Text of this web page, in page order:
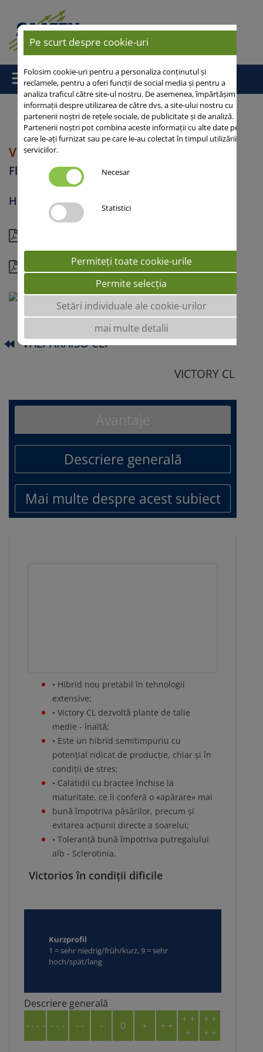
Acasă/Floarea-Soarelui/ VICTORY CL
VICTORY CL
Floarea soarelui
Hibrizi Clearfield®
Detalii
VALPARAISO CLP
VICTORY CL
Descriere generală
Mai multe despre acest subiect
• Hibrid nou pretabil în tehnologii
extensive;
• Victory CL dezvoltă plante de talie
medie - înaltă;
• Este un hibrid semitimpuriu cu
potențial ridicat de producție, chiar și în
condiții de stres;
• Calatidii cu bractee închise la
maturitate, ce îi conferă o «apărare» mai
bună împotriva păsărilor, precum și
evitarea acțiunii directe a soarelui;
• Toleranță bună împotriva putregaiului
alb - Sclerotinia.
Victorios în condiții dificile
Kurzprofil
1 = sehr niedrig/früh/kurz, 9 = sehr
hoch/spät/lang
Descriere generală
- - - - - - - - - - 0 + + +
+ +
+
+ +
+ +
Pe scurt despre cookie-uri
Folosim cookie-uri pentru a personaliza conținutul și
reclamele, pentru a oferi funcții de social media și pentru a
analiza traficul către site-ul nostru. De asemenea, împărtășim
informații despre utilizarea de către dvs. a site-ului nostru cu
partenerii noștri de rețele sociale, de publicitate și de analiză.
Partenerii noștri pot combina aceste informații cu alte date pe
care le-ați furnizat sau pe care le-au colectat în timpul utilizării
serviciilor.
Necesar
Statistici
Permiteți toate cookie-urile
Permite selecția
Setări individuale ale cookie-urilor
mai multe detalii